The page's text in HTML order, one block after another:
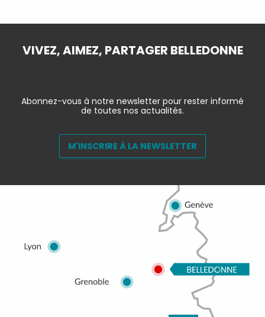
VIVEZ, AIMEZ, PARTAGER BELLEDONNE
Abonnez-vous à notre newsletter pour rester informé
de toutes nos actualités.
M'INSCRIRE À LA NEWSLETTER